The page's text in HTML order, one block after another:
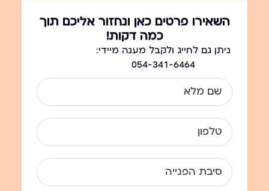
השאירו פרטים כאן ונחזור אליכם תוך
כמה דקות!
ניתן גם לחייג ולקבל מענה מיידי:
054-341-6464